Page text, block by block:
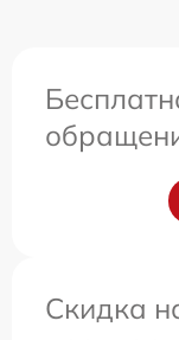
Скидка